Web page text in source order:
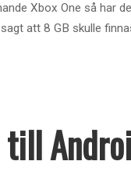
Xbox One så har
att 8 GB skulle
till